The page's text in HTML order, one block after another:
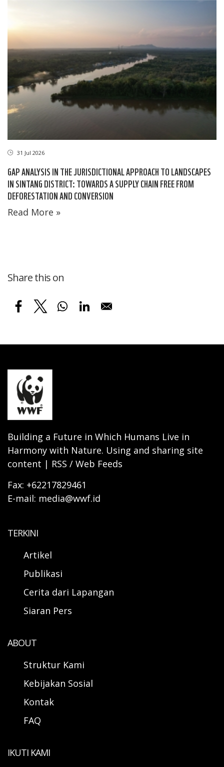
31 Jul 2026
GAP ANALYSIS IN THE JURISDICTIONAL APPROACH TO LANDSCAPES
IN SINTANG DISTRICT: TOWARDS A SUPPLY CHAIN FREE FROM
DEFORESTATION AND CONVERSION
Read More »
Share this on
Building a Future in Which Humans Live in
Harmony with Nature. Using and sharing site
content | RSS / Web Feeds
Fax: +62217829461
E-mail: media@wwf.id
TERKINI
Artikel
Publikasi
Cerita dari Lapangan
Siaran Pers
ABOUT
Struktur Kami
Kebijakan Sosial
Kontak
FAQ
IKUTI KAMI